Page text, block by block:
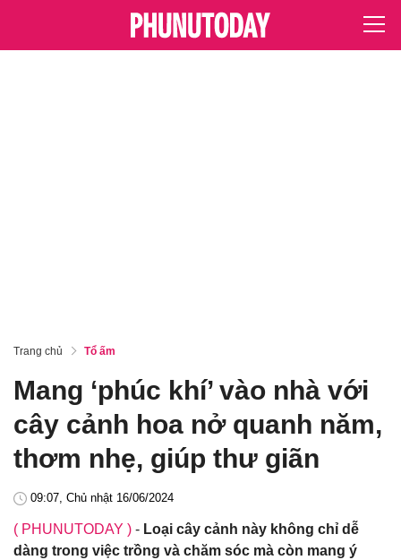
Trang chủ Tổ ấm
Mang ‘phúc khí’ vào nhà với
cây cảnh hoa nở quanh năm,
thơm nhẹ, giúp thư giãn
09:07, Chủ nhật 16/06/2024
( PHUNUTODAY ) - Loại cây cảnh này không chỉ dễ
dàng trong việc trồng và chăm sóc mà còn mang ý